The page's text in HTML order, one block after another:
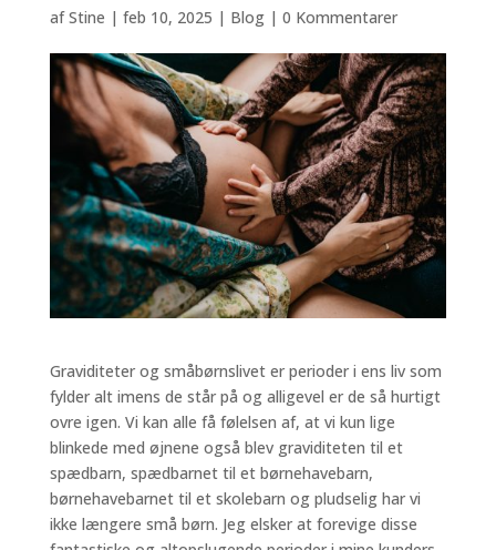
afStine | feb 10, 2025 | Blog| 0 Kommentarer
Graviditeter og småbørnslivet er perioder i ens liv som
fylder alt imens de står på og alligevel er de så hurtigt
ovre igen. Vi kan alle få følelsen af, at vi kun lige
blinkede med øjnene også blev graviditeten til et
spædbarn, spædbarnet til et børnehavebarn,
børnehavebarnet til et skolebarn og pludselig har vi
ikke længere små børn. Jeg elsker at forevige disse